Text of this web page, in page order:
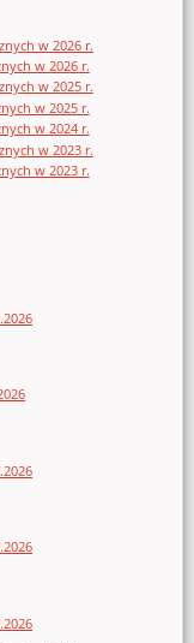
w 2026 r.
w 2026 r.
w 2025 r.
w 2025 r.
w 2024 r.
w 2023 r.
w 2023 r.